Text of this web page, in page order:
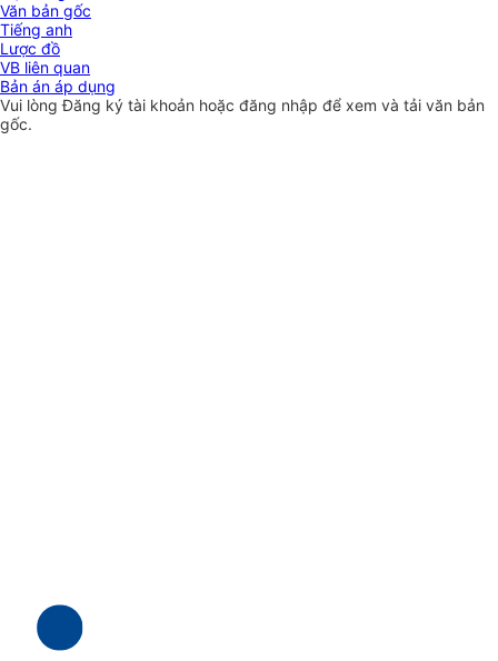
Văn bản gốc
Tiếng anh
Lược đồ
VB liên quan
Bản án áp dụng
Vui lòngĐăng ký tài khoản hoặc đăng nhập để xem và tải văn bản
gốc.